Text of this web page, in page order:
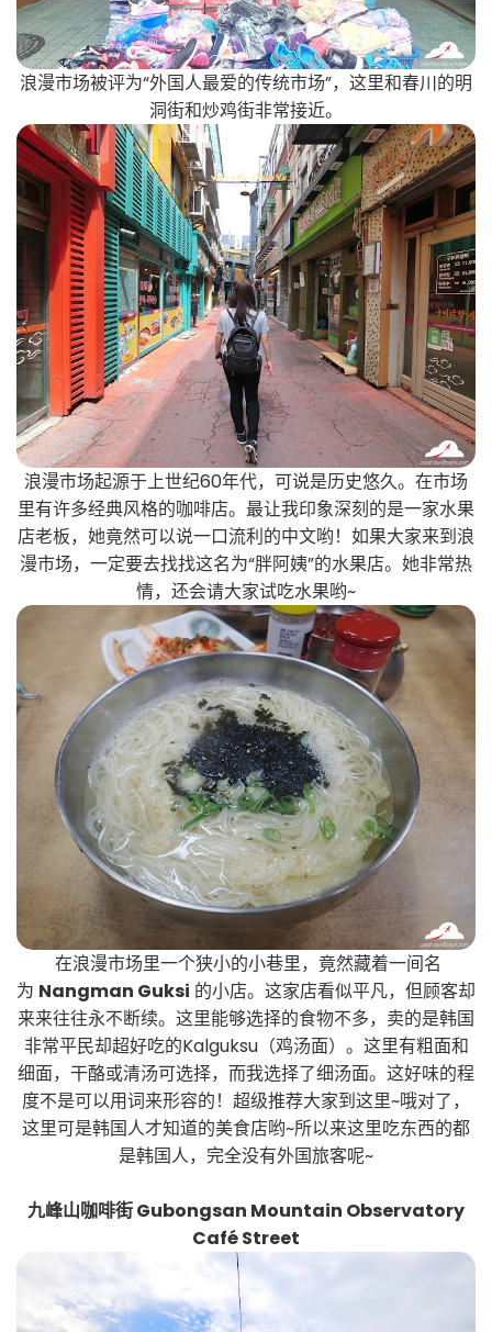
浪漫市场被评为“外国人最爱的传统市场”，这里和春川的明
洞街和炒鸡街非常接近。
浪漫市场起源于上世纪60年代，可说是历史悠久。在市场
里有许多经典风格的咖啡店。最让我印象深刻的是一家水果
店老板，她竟然可以说一口流利的中文哟！如果大家来到浪
漫市场，一定要去找找这名为“胖阿姨”的水果店。她非常热
情，还会请大家试吃水果哟~
在浪漫市场里一个狭小的小巷里，竟然藏着一间名
为 Nangman Guksi 的小店。这家店看似平凡，但顾客却
来来往往永不断续。这里能够选择的食物不多，卖的是韩国
非常平民却超好吃的Kalguksu（鸡汤面）。这里有粗面和
细面，干酪或清汤可选择，而我选择了细汤面。这好味的程
度不是可以用词来形容的！超级推荐大家到这里~哦对了，
这里可是韩国人才知道的美食店哟~所以来这里吃东西的都
是韩国人，完全没有外国旅客呢~
九峰山咖啡街 Gubongsan Mountain Observatory
Café Street